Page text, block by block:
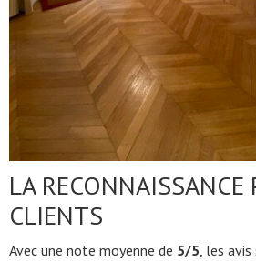
LA RECONNAISSANCE
CLIENTS
Avec une note moyenne de 5/5, les